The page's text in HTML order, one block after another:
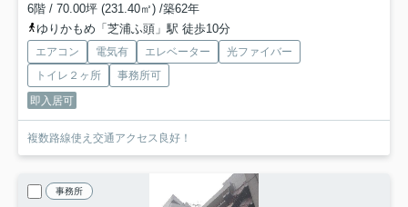
6階 / 70.00坪 (231.40㎡) /築62年
ゆりかもめ「芝浦ふ頭」駅 徒歩10分
エアコン 電気有 エレベーター
光ファイバー
トイレ２ヶ所
事務所可
即入居可
複数路線使え交通アクセス良好！
事務所